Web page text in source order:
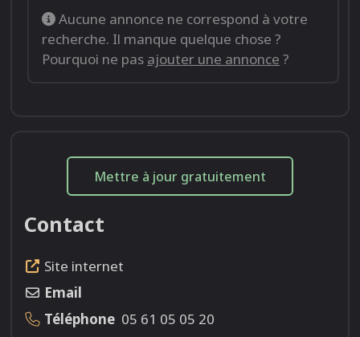
Aucune annonce ne correspond à votre
recherche. Il manque quelque chose ?
Pourquoi ne pas ajouter une annonce ?
Mettre à jour gratuitement
Contact
Site internet
Email
Téléphone 05 61 05 05 20